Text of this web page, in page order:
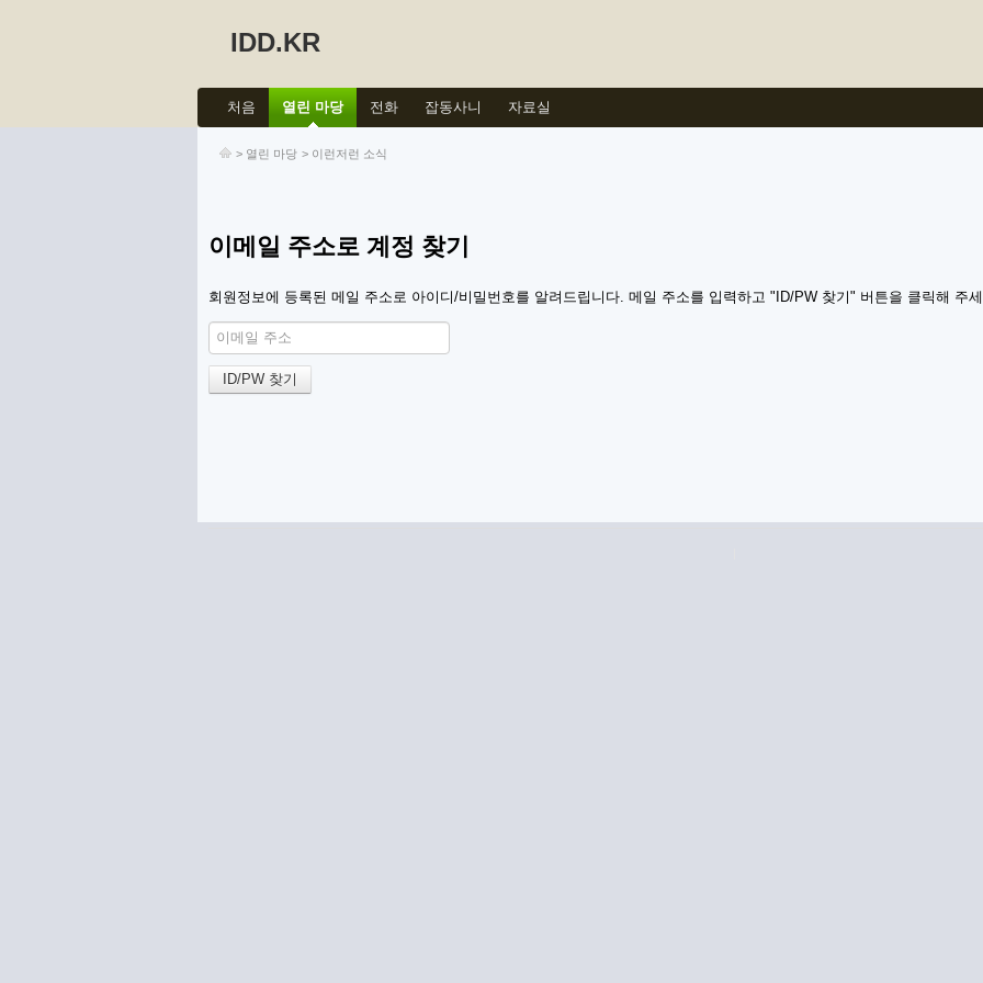
IDD.KR
처음 열린 마당 전화 잡동사니 자료실
> 열린 마당 > 이런저런 소식
이메일 주소로 계정 찾기
회원정보에 등록된 메일 주소로 아이디/비밀번호를 알려드립니다. 메일 주소를 입력하고 "ID/PW 찾기" 버튼을 클릭해 주